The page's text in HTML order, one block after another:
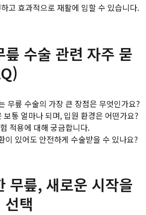
고 효과적으로 재활에 임할 수 있습니다.
릎 수술 관련 자주 묻
무릎 수술의 가장 큰 장점은 무엇인가요?
보통 얼마나 되며, 입원 환경은 어떤가요?
적용에 대해 궁금합니다.
이 있어도 안전하게 수술받을 수 있나요?
무릎, 새로운 시작을
택